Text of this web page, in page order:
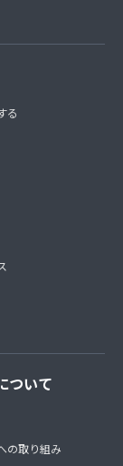
る
ついて
の取り組み